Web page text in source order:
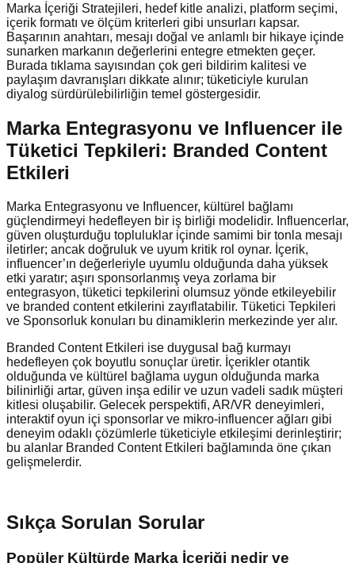
Marka İçeriği Stratejileri, hedef kitle analizi, platform seçimi,
içerik formatı ve ölçüm kriterleri gibi unsurları kapsar.
Başarının anahtarı, mesajı doğal ve anlamlı bir hikaye içinde
sunarken markanın değerlerini entegre etmekten geçer.
Burada tıklama sayısından çok geri bildirim kalitesi ve
paylaşım davranışları dikkate alınır; tüketiciyle kurulan
diyalog sürdürülebilirliğin temel göstergesidir.
Marka Entegrasyonu ve Influencer ile
Tüketici Tepkileri: Branded Content
Etkileri
Marka Entegrasyonu ve Influencer, kültürel bağlamı
güçlendirmeyi hedefleyen bir iş birliği modelidir. Influencerlar,
güven oluşturduğu topluluklar içinde samimi bir tonla mesajı
iletirler; ancak doğruluk ve uyum kritik rol oynar. İçerik,
influencer’ın değerleriyle uyumlu olduğunda daha yüksek
etki yaratır; aşırı sponsorlanmış veya zorlama bir
entegrasyon, tüketici tepkilerini olumsuz yönde etkileyebilir
ve branded content etkilerini zayıflatabilir. Tüketici Tepkileri
ve Sponsorluk konuları bu dinamiklerin merkezinde yer alır.
Branded Content Etkileri ise duygusal bağ kurmayı
hedefleyen çok boyutlu sonuçlar üretir. İçerikler otantik
olduğunda ve kültürel bağlama uygun olduğunda marka
bilinirliği artar, güven inşa edilir ve uzun vadeli sadık müşteri
kitlesi oluşabilir. Gelecek perspektifi, AR/VR deneyimleri,
interaktif oyun içi sponsorlar ve mikro-influencer ağları gibi
deneyim odaklı çözümlerle tüketiciyle etkileşimi derinleştirir;
bu alanlar Branded Content Etkileri bağlamında öne çıkan
gelişmelerdir.
Sıkça Sorulan Sorular
Popüler Kültürde Marka İçeriği nedir ve